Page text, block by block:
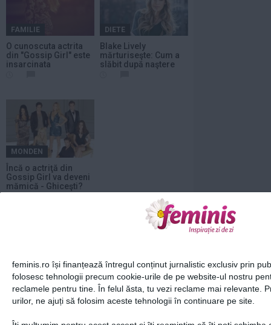
feminis.ro își finanțează întregul conținut jurnalistic exclusiv prin
folosesc tehnologii precum cookie-urile de pe website-ul nostru
reclamele pentru tine. În felul ăsta, tu vezi reclame mai relevante.
urilor, ne ajuți să folosim aceste tehnologii în continuare pe site.
FAMILIE
O cunoscuta actrita
din "Gossip Girl" este
insarcinata
DIETE
Blake Lively
mărturiseşte: Cum a
slăbit după naştere
MONDEN
Încă o actriţă din
Gossip Girl va deveni
mămică - Ghiceşti?
Intră în contul tău pentru a posta un
comentariu.